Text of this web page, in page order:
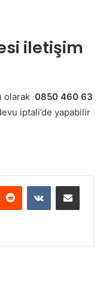
iletişim
olarak 0850 460 63
iptali’de yapabilir
Reddit VKontakteE-Posta ile paylaş